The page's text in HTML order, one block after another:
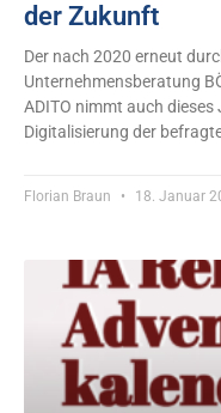
der Zukunft
Der nach 2020 erneut
Unternehmensberatung
ADITO nimmt auch
Digitalisierung der
Florian Braun 18. Januar